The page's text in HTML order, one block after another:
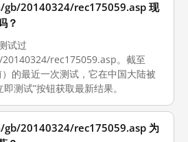
20140324/rec175059.asp 现
？
试过
rec175059.asp。截至
的最近一次测试，它在中国大陆被
测试”按钮获取最新结果。
20140324/rec175059.asp 为